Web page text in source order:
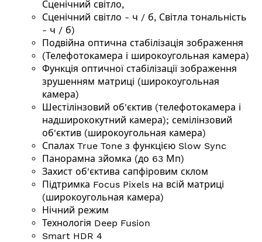
Сценічний світло,
Сценічний світло - ч / б, Світла тональність
- ч / б)
Подвійна оптична стабілізація зображення
(Телефотокамера і широкоугольная камера)
Функція оптичної стабілізації зображення
зрушенням матриці (широкоугольная
камера)
Шестілінзовий об'єктив (телефотокамера і
надширококутний камера); семілінзовий
об'єктив (широкоугольная камера)
Спалах True Tone з функцією Slow Sync
Панорамна зйомка (до 63 Мп)
Захист об'єктива сапфіровим склом
Підтримка Focus Pixels на всій матриці
(широкоугольная камера)
Нічний режим
Технологія Deep Fusion
Smart HDR 4